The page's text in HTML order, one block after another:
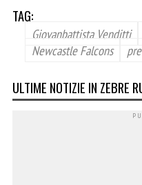
TAG:
Giovanbattista Venditti
Newcastle Falcons
ULTIME NOTIZIE IN ZEBRE